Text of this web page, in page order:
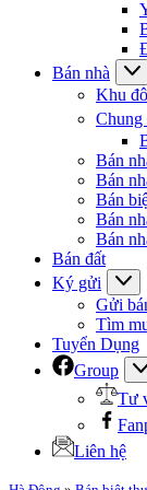
Bán nhà
Khu
Chung
Bán
Bán
Bán
Bán
Bán
Bán đất
Ký gửi
Gửi
Tìm
Tuyển Dụng
Group
Tư
Liên hệ